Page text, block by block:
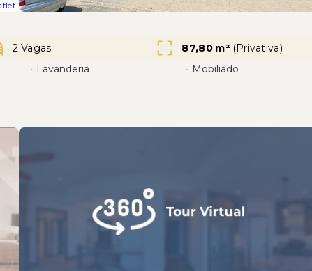
2 Vagas 87,80 m² (Privativa)
• Lavanderia • Mobiliado